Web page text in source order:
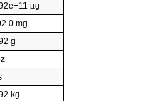
µg
mg
g
kg